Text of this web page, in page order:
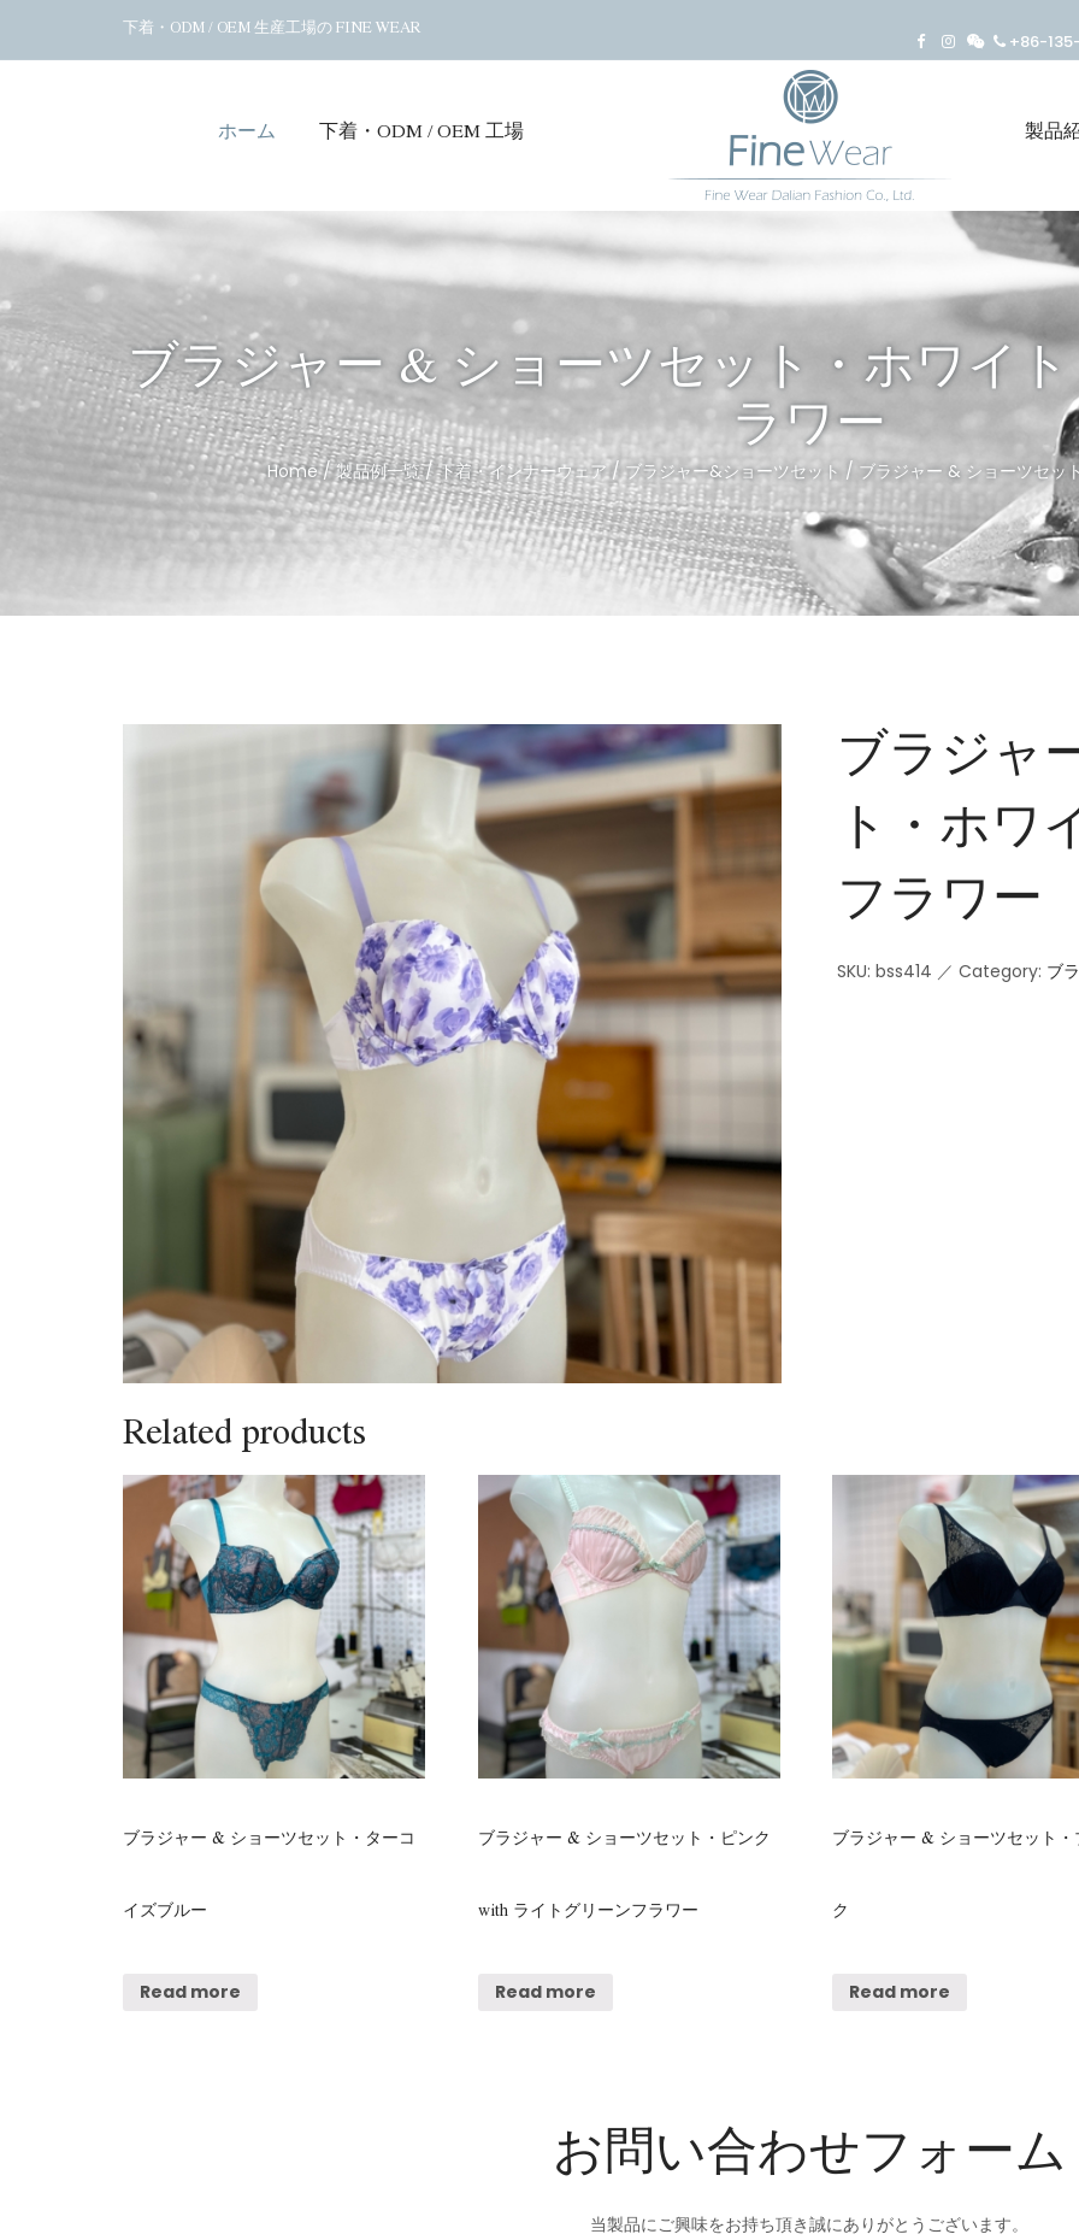
下着・ODM / OEM 生産工場の FINE WEAR
+86-135-
ホーム 下着・ODM / OEM 工場 製品
ブラジャー & ショーツセット・ホワイ
ラワー
Home/製品例一覧/下着・インナーウェア/ブラジャー&ショーツセット / ブラジャー & ショーツセッ
ブラジャ
ト・ホワ
フラワー
SKU: bss414 ／ Category: ブ
Related products
ブラジャー & ショーツセット・ターコ
イズブルー
Read more
ブラジャー & ショーツセット・ピンク
with ライトグリーンフラワー
Read more
ブラジャー & ショーツセット・
ク
Read more
お問い合わせフォーム
当製品にご興味をお持ち頂き誠にありがとうございます。